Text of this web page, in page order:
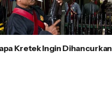
Kretek Ingin Dihancurkan